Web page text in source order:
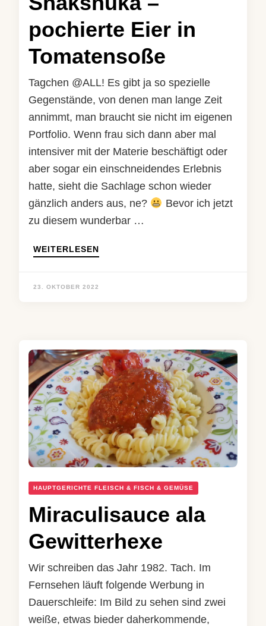
pochierte Eier in
Tomatensoße
Tagchen @ALL! Es gibt ja so spezielle
Gegenstände, von denen man lange Zeit
annimmt, man braucht sie nicht im eigenen
Portfolio. Wenn frau sich dann aber mal
intensiver mit der Materie beschäftigt oder
aber sogar ein einschneidendes Erlebnis
hatte, sieht die Sachlage schon wieder
gänzlich anders aus, ne?
Bevor ich jetzt
zu diesem wunderbar …
WEITERLESEN
23. OKTOBER 2022
HAUPTGERICHTE FLEISCH & FISCH & GEMÜSE
Miraculisauce ala
Gewitterhexe
Wir schreiben das Jahr 1982. Tach. Im
Fernsehen läuft folgende Werbung in
Dauerschleife: Im Bild zu sehen sind zwei
weiße, etwas bieder daherkommende,